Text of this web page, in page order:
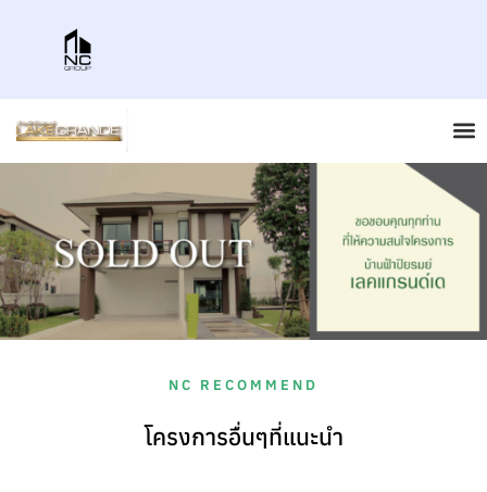
NC RECOMMEND
โครงการอื่นๆที่แนะนำ